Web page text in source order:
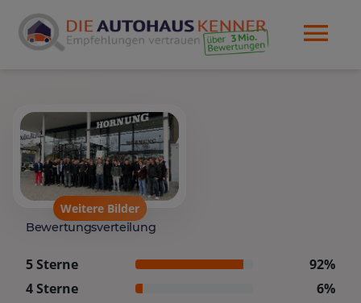
Weitere Bilder
Bewertungsverteilung
5 Sterne
92%
4 Sterne
6%